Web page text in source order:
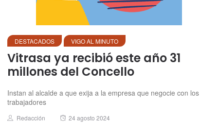
DESTACADOS VIGO AL MINUTO
Vitrasa ya recibió este año 31
millones del Concello
Instan al alcalde a que exija a la empresa que negocie con los
trabajadores
Author
Redacción
Posted
24 agosto 2024